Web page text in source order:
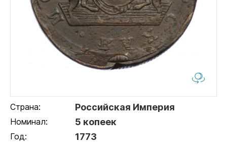
Страна: Российская Империя
Номинал: 5 копеек
Год: 1773